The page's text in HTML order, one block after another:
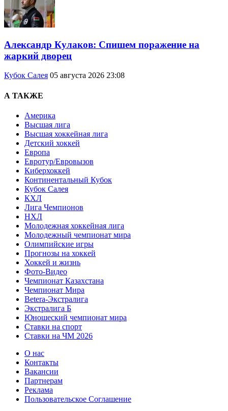
Александр Кулаков: Спишем поражение на
жаркий дворец
Кубок Салея 05 августа 2026 23:08
А ТАКЖЕ
Америка
Высшая лига
Высшая хоккейная лига
Детский хоккей
Европа
Евротур/Евровызов
Киберхоккей
Континентальный Кубок
Кубок Салея
КХЛ
Лига Чемпионов
НХЛ
Молодежная хоккейная лига
Молодежный чемпионат мира
Олимпийские игры
Прогнозы на хоккей
Хоккей и жизнь
Фото-Видео
Чемпионат Казахстана
Чемпионат Мира
Betera-Экстралига
Экстралига Б
Юношеский чемпионат мира
Ставки на спорт
Ставки на ЧМ 2026
О нас
Контакты
Вакансии
Партнерам
Реклама
Пользовательское Соглашение